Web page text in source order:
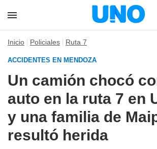
Inicio Policiales Ruta 7
ACCIDENTES EN MENDOZA
Un camión chocó
auto en la ruta 7 en
y una familia de
resultó herida